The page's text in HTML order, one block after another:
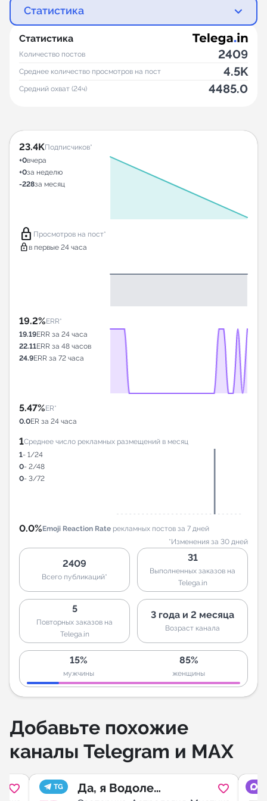
Статистика
Статистика
Количество постов 2409
Среднее количество просмотров на пост 4.5K
Средний охват (24ч) 4485.0
23.4KПодписчиков*
+0вчера
+0за неделю
-228за месяц
lock Просмотров на пост*
lock в первые 24 часа
19.2%ERR*
19.19ERR за 24 часа
22.11ERR за 48 часов
24.9ERR за 72 часа
5.47%ER*
0.0ER за 24 часа
1Среднее число рекламных размещений в месяц
1- 1/24
0- 2/48
0- 3/72
0.0%Emoji Reaction Rate рекламных постов за 7 дней
*Изменения за 30 дней
2409
Всего публикаций*
31
Выполненных заказов на
Telega.in
5
Повторных заказов на
Telega.in
3 года и 2 месяца
Возраст канала
15%
мужчины
85%
женщины
Добавьте похожие
каналы Telegram и MAX
TG
Да, я Водолей